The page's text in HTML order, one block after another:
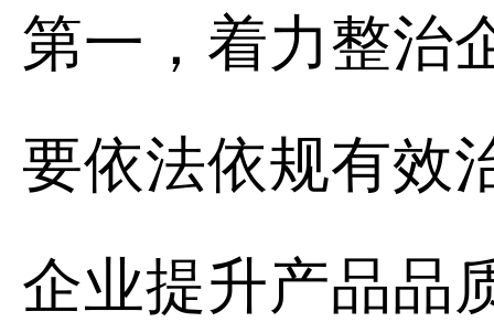
第一，着力整治
要依法依规有效
企业提升产品品